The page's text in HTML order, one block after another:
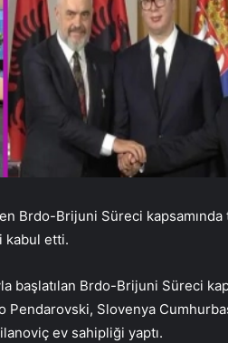
Brdo-Brijuni Süreci kapsamında
kabul etti.
başlatılan Brdo-Brijuni Süreci
Pendarovski, Slovenya
ev sahipliği yaptı.